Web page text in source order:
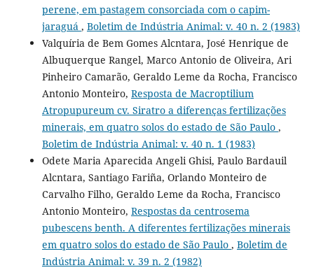
perene, em pastagem consorciada com o capim-
jaraguá , Boletim de Indústria Animal: v. 40 n. 2 (1983)
Valquíria de Bem Gomes Alcntara, José Henrique de
Albuquerque Rangel, Marco Antonio de Oliveira, Ari
Pinheiro Camarão, Geraldo Leme da Rocha, Francisco
Antonio Monteiro, Resposta de Macroptilium
Atropupureum cv. Siratro a diferenças fertilizações
minerais, em quatro solos do estado de São Paulo ,
Boletim de Indústria Animal: v. 40 n. 1 (1983)
Odete Maria Aparecida Angeli Ghisi, Paulo Bardauil
Alcntara, Santiago Fariña, Orlando Monteiro de
Carvalho Filho, Geraldo Leme da Rocha, Francisco
Antonio Monteiro, Respostas da centrosema
pubescens benth. A diferentes fertilizações minerais
em quatro solos do estado de São Paulo , Boletim de
Indústria Animal: v. 39 n. 2 (1982)